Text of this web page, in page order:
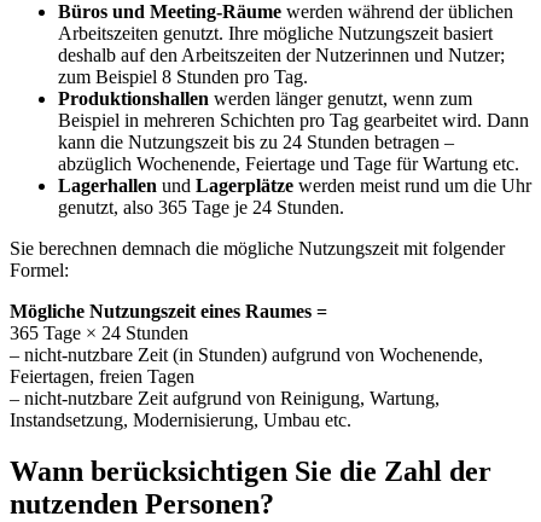
Büros und Meeting-Räume werden während der üblichen
Arbeitszeiten genutzt. Ihre mögliche Nutzungszeit basiert
deshalb auf den Arbeitszeiten der Nutzerinnen und Nutzer;
zum Beispiel 8 Stunden pro Tag.
Produktionshallen werden länger genutzt, wenn zum
Beispiel in mehreren Schichten pro Tag gearbeitet wird. Dann
kann die Nutzungszeit bis zu 24 Stunden betragen –
abzüglich Wochenende, Feiertage und Tage für Wartung etc.
Lagerhallen und Lagerplätze werden meist rund um die Uhr
genutzt, also 365 Tage je 24 Stunden.
Sie berechnen demnach die mögliche Nutzungszeit mit folgender
Formel:
Mögliche Nutzungszeit eines Raumes =
365 Tage × 24 Stunden
– nicht-nutzbare Zeit (in Stunden) aufgrund von Wochenende,
Feiertagen, freien Tagen
– nicht-nutzbare Zeit aufgrund von Reinigung, Wartung,
Instandsetzung, Modernisierung, Umbau etc.
Wann berücksichtigen Sie die Zahl der
nutzenden Personen?